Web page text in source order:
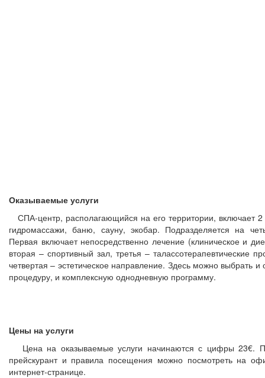
Оказываемые услуги
СПА-центр, располагающийся на его территории, включает 2
гидромассажи, баню, сауну, экобар. Подразделяется на
Первая включает непосредственно лечение (клиническое и
вторая – спортивный зал, третья – талассотерапевтические
четвертая – эстетическое направление. Здесь можно выбрать и
процедуру, и комплексную однодневную программу.
Цены на услуги
Цена на оказываемые услуги начинаются с цифры 23€.
прейскурант и правила посещения можно посмотреть на
интернет-странице.